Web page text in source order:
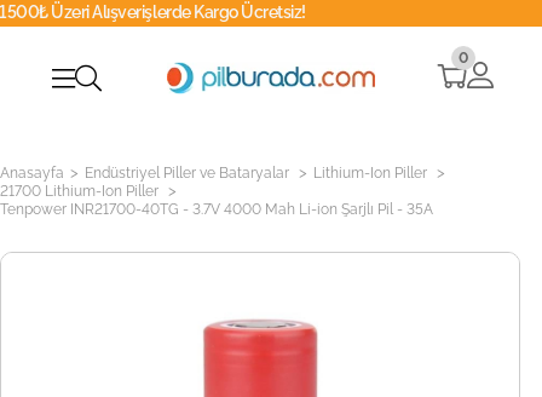
Kargo Ücretsiz!
0
Anasayfa > Endüstriyel Piller ve Bataryalar > Lithium-Ion Piller >
21700 Lithium-Ion Piller >
Tenpower INR21700-40TG - 3.7V 4000 Mah Li-ion Şarjlı Pil - 35A